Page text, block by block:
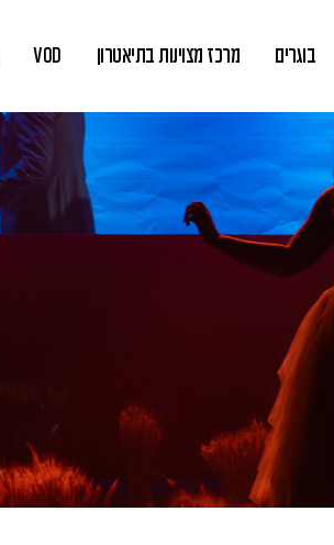
בוגרים מרכז מצוינות בתיאטרון VOD